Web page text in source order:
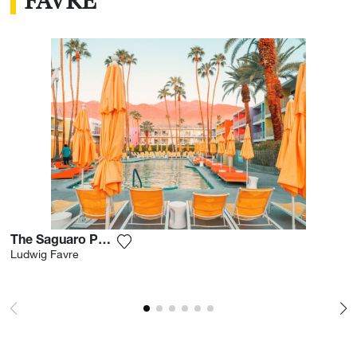
The Saguaro Palm Springs
Ludwig Favre